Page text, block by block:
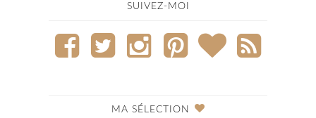
SUIVEZ-MOI
MA SÉLECTION